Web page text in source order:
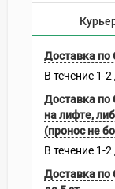
Доставка по
В течение 1-2
Доставка по
на лифте,
(пронос не
В течение 1-2
Доставка